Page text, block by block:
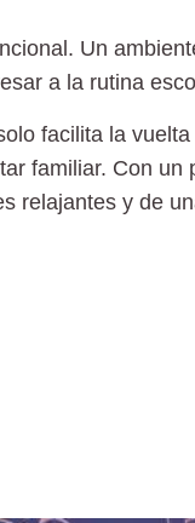
Un
a la rutina
facilita la
familiar. Con un
relajantes y de